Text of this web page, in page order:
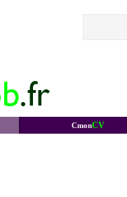
CmonCV